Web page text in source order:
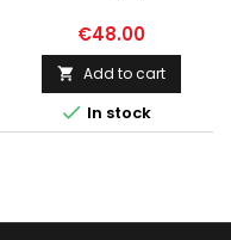
Price
€48.00
 Add to cart
 In stock